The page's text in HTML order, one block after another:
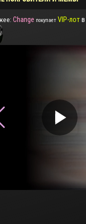
Change покупает VIP-лотв
▶